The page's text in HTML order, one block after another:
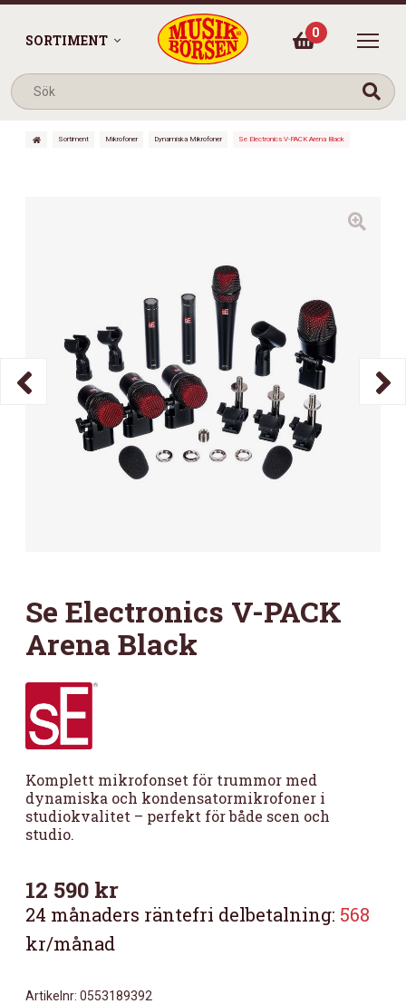
SORTIMENT 0
Sortiment Mikrofoner Dynamiska Mikrofoner Se Electronics V-PACK Arena Black
Se Electronics V-PACK
Arena Black
Komplett mikrofonset för trummor med
dynamiska och kondensatormikrofoner i
studiokvalitet – perfekt för både scen och
studio.
12 590 kr
24 månaders räntefri delbetalning: 568
kr/månad
Artikelnr: 0553189392